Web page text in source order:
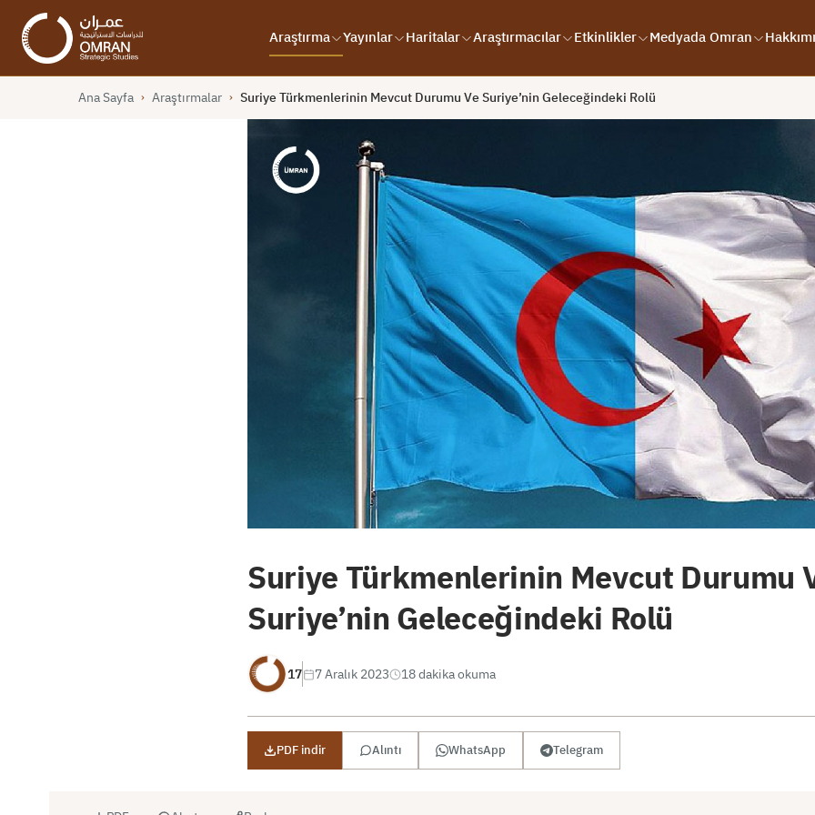
Araştırma Yayınlar Haritalar Araştırmacılar Etkinlikler Medyada Omran
Ana Sayfa › Araştırmalar › Suriye Türkmenlerinin Mevcut Durumu Ve Suriye’nin Geleceğindeki Rolü
Suriye Türkmenlerinin Mevcut Durumu
Suriye’nin Geleceğindeki Rolü
17 7 Aralık 2023 18 dakika okuma
PDF indir Alıntı WhatsApp Telegram